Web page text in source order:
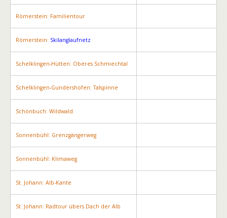
Römerstein: Familientour
Römerstein: Skilanglaufnetz
Schelklingen-Hütten: Oberes Schmiechtal
Schelklingen-Gundershofen: Talspinne
Schönbuch: Wildwald
Sonnenbühl: Grenzgängerweg
Sonnenbühl: Klimaweg
St. Johann: Alb-Kante
St. Johann: Radtour übers Dach der Alb